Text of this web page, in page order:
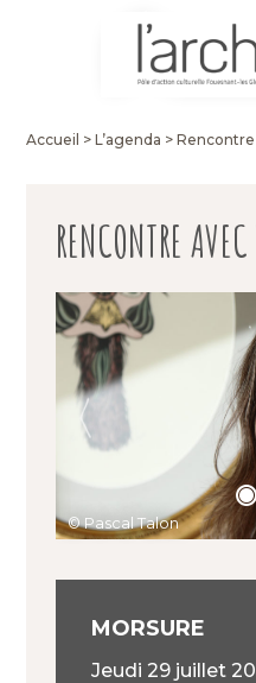
Accueil >L’agenda >Rencontre
RENCONTRE
© Pascal Talon
© Violaine Fayolle, La
Gravure sur bois en
MORSURE
jeudi 29 juillet